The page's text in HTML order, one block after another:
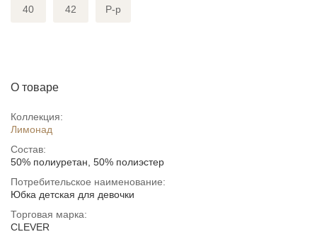
40 42 Р-р
О товаре
Коллекция:
Лимонад
Состав:
50% полиуретан, 50% полиэстер
Потребительское наименование:
Юбка детская для девочки
Торговая марка:
CLEVER